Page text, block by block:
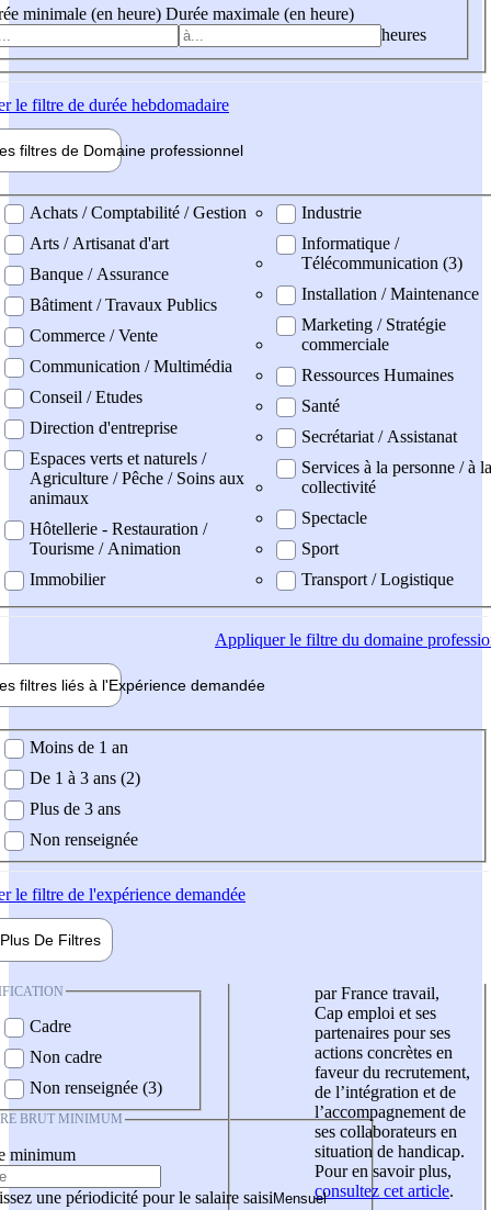
minimale (en heure) Durée maximale (en heure)
heures
le filtre de durée hebdomadaire
filtres de Domaine professionnel
professionel
Achats / Comptabilité / Gestion
Arts / Artisanat d'art
Banque / Assurance
Bâtiment / Travaux Publics
Commerce / Vente
Communication / Multimédia
Conseil / Etudes
Direction d'entreprise
Espaces verts et naturels /
Agriculture / Pêche / Soins aux
animaux
Hôtellerie - Restauration /
Tourisme / Animation
Immobilier
Industrie
Informatique /
Télécommunication (3)
Installation / Maintenance
Marketing / Stratégie
commerciale
Ressources Humaines
Santé
Secrétariat / Assistanat
Services à la personne / à la
collectivité
Spectacle
Sport
Transport / Logistique
Appliquerle filtre du domaine
filtres liés à l'Expérience demandée
demandée
Moins de 1 an
De 1 à 3 ans (2)
Plus de 3 ans
Non renseignée
le filtre de l'expérience demandée
Plus De Filtres
Cadre
Non cadre
Non renseignée (3)
BRUT MINIMUM
minimum
une périodicité pour le salaire saisi
par France travail,
Cap emploi et ses
partenaires pour ses
actions concrètes en
faveur du recrutement,
de l’intégration et de
l’accompagnement de
ses collaborateurs en
situation de handicap.
Pour en savoir plus,
consultez cet article.